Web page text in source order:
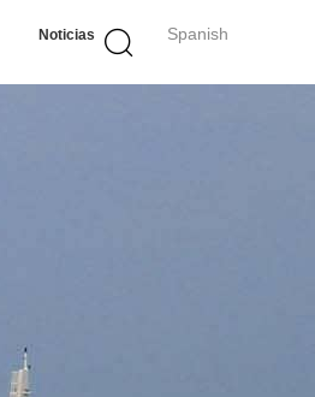
Spanish
Noticias